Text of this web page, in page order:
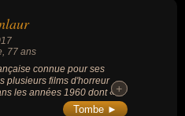
par exemple.
, 77 ans
connue pour ses
plusieurs films d'horreur
les années 1960 dont «
de Dracula » (1960).
+
+
Tombe ►